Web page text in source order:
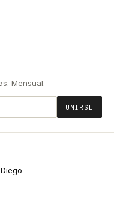
Mensual.
UNIRSE